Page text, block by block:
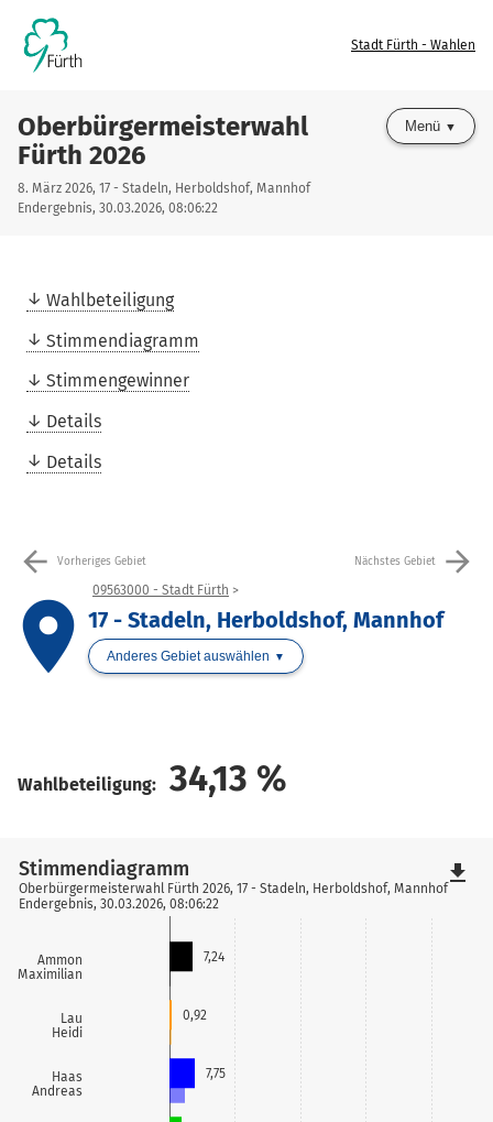
Stadt Fürth - Wahlen
Oberbürgermeisterwahl
Fürth 2026
8. März 2026, 17 - Stadeln, Herboldshof, Mannhof
Endergebnis, 30.03.2026, 08:06:22
Menü
Wahlbeteiligung
Stimmendiagramm
Stimmengewinner
Details
Details
arrow_back Vorheriges Gebiet Nächstes Gebiet arrow_forward
place
09563000 - Stadt Fürth
17 - Stadeln, Herboldshof, Mannhof
Anderes Gebiet auswählen
Wahlbeteiligung: 34,13 %
Ammon
Maximilian
Lau
Heidi
Haas
Andreas
7,24
0,92
7,75
Stimmendiagramm
Oberbürgermeisterwahl Fürth 2026, 17 - Stadeln, Herboldshof, Mannhof
Endergebnis, 30.03.2026, 08:06:22
file_download